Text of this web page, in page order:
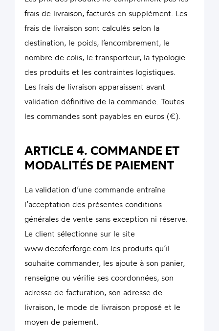
frais de livraison, facturés en supplément. Les
frais de livraison sont calculés selon la
destination, le poids, l’encombrement, le
nombre de colis, le transporteur, la typologie
des produits et les contraintes logistiques.
Les frais de livraison apparaissent avant
validation définitive de la commande. Toutes
les commandes sont payables en euros (€).
ARTICLE 4. COMMANDE ET
MODALITÉS DE PAIEMENT
La validation d’une commande entraîne
l’acceptation des présentes conditions
générales de vente sans exception ni réserve.
Le client sélectionne sur le site
www.decoferforge.com les produits qu’il
souhaite commander, les ajoute à son panier,
renseigne ou vérifie ses coordonnées, son
adresse de facturation, son adresse de
livraison, le mode de livraison proposé et le
moyen de paiement.